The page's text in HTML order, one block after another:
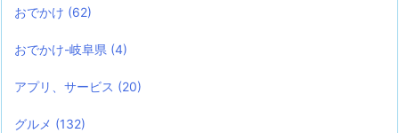
おでかけ (62)
おでかけ-岐阜県 (4)
アプリ、サービス (20)
グルメ (132)